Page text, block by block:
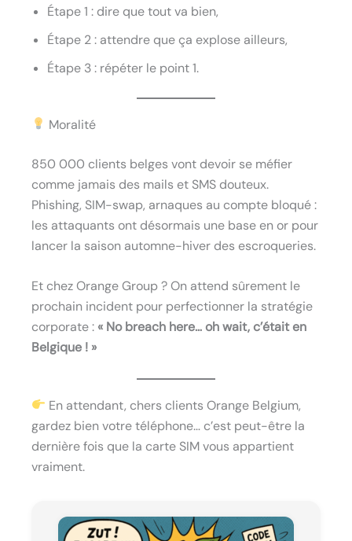
Étape 1 : dire que tout va bien,
Étape 2 : attendre que ça explose ailleurs,
Étape 3 : répéter le point 1.
Moralité
850 000 clients belges vont devoir se méfier
comme jamais des mails et SMS douteux.
Phishing, SIM-swap, arnaques au compte bloqué :
les attaquants ont désormais une base en or pour
lancer la saison automne-hiver des escroqueries.
Et chez Orange Group ? On attend sûrement le
prochain incident pour perfectionner la stratégie
corporate : « No breach here… oh wait, c’était en
Belgique ! »
En attendant, chers clients Orange Belgium,
gardez bien votre téléphone… c’est peut-être la
dernière fois que la carte SIM vous appartient
vraiment.